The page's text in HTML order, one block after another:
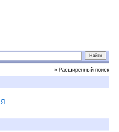
» Расширенный поиск
Я